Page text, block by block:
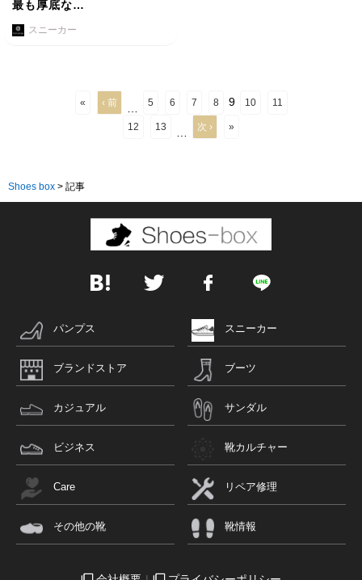
最も厚底な…
スニーカー
« ‹ 前 5 6 7 8 9 10 11
12 13 次 › »
Shoes box > 記事
パンプス スニーカー
ブランドストア ブーツ
カジュアル サンダル
ビジネス 靴カルチャー
Care リペア修理
その他の靴 靴情報